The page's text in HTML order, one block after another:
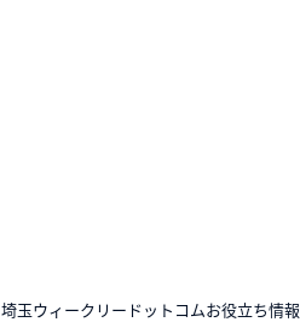
埼玉ウィークリードットコムお役立ち情報